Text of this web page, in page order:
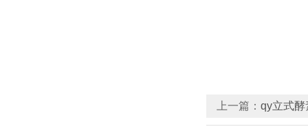
上一篇： qy立式酵